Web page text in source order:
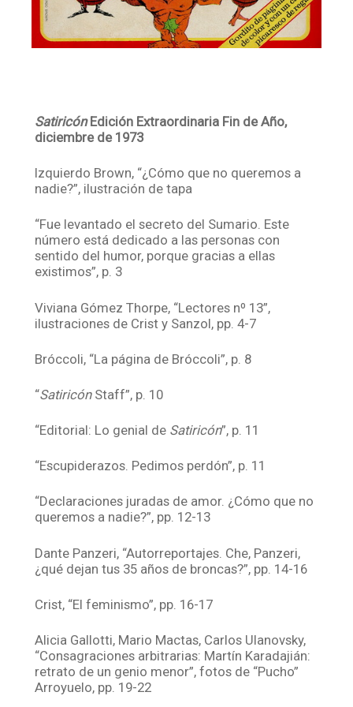
SatiricónEdición Extraordinaria Fin de Año,
diciembre de 1973
Izquierdo Brown, “¿Cómo que no queremos a
nadie?”, ilustración de tapa
“Fue levantado el secreto del Sumario. Este
número está dedicado a las personas con
sentido del humor, porque gracias a ellas
existimos”, p. 3
Viviana Gómez Thorpe, “Lectores nº 13”,
ilustraciones de Crist y Sanzol, pp. 4-7
Bróccoli, “La página de Bróccoli”, p. 8
“SatiricónStaff”, p. 10
“Editorial: Lo genial de Satiricón”, p. 11
“Escupiderazos. Pedimos perdón”, p. 11
“Declaraciones juradas de amor. ¿Cómo que no
queremos a nadie?”, pp. 12-13
Dante Panzeri, “Autorreportajes. Che, Panzeri,
¿qué dejan tus 35 años de broncas?”, pp. 14-16
Crist, “El feminismo”, pp. 16-17
Alicia Gallotti, Mario Mactas, Carlos Ulanovsky,
“Consagraciones arbitrarias: Martín Karadajián:
retrato de un genio menor”, fotos de “Pucho”
Arroyuelo, pp. 19-22